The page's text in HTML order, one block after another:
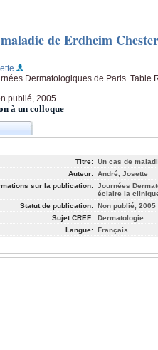
de Erdheim Chester
Dermatologiques de Paris. Table
publié, 2005
à un colloque
Titre: Un cas de
Auteur: André, Josette
sur la publication: Journées
éclaire la
Statut de publication: Non publié, 2005
Sujet CREF: Dermatologie
Langue: Français